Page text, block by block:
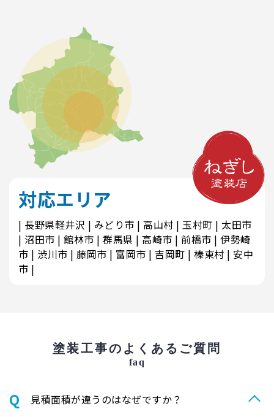
対応エリア
長野県軽井沢 みどり市 高山村 玉村町
太田市
沼田市
館林市 群馬県 高崎市 前橋市
伊勢崎
市
渋川市 藤岡市 富岡市 吉岡町 榛東村
安中
市
塗装工事のよくあるご質問
faq
⾒積⾯積が違うのはなぜですか？